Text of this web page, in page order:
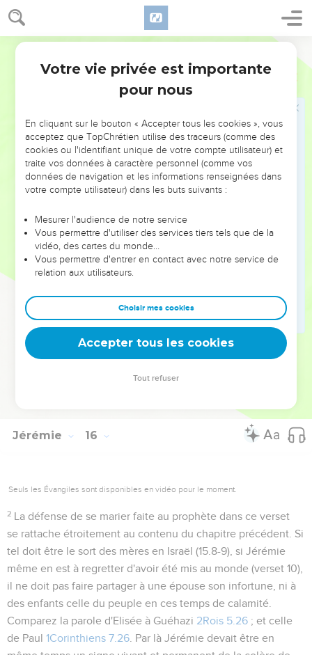
Jérémie 15
recouvrera son rôle et sa place au sein du peuple ; qu'il
parlera de nouveau en prophète et sans baisser le ton.
On ne peut qu'admirer la candeur et la sincérité avec
lesquelles le prophète nous dévoile ici les secrets les plus
intimes de sa vie morale et la répréhension sévère dont il a
confidences les plus intimes entre lui et son Dieu, et nous
pouvons le suivre dans ses découragements comme dans
son relèvement.
20 et 21Répétition des assurances qu'avait reçues
réaliser complètement qu'à la condition posée tout à l'heure
: Si tu reviens à moi.
Je te délivrerai. Cette promesse s'est accomplie par la
propositions honorables qui lui furent faites par
Nébucadnetsar, et que son dévouement à sa mission
l'empêcha seul d'accepter.
Jérémie 16
Seuls les Évangiles sont disponibles en vidéo pour le moment.
2 La défense de se marier faite au prophète dans ce verset
se rattache étroitement au contenu du chapitre précédent. Si
tel doit être le sort des mères en Israël (15.8-9), si Jérémie
même en est à regretter d'avoir été mis au monde (verset 10),
il ne doit pas faire partager à une épouse son infortune, ni à
des enfants celle du peuple en ces temps de calamité.
Comparez la parole d'Elisée à Guéhazi 2Rois 5.26 ; et celle
de Paul 1Corinthiens 7.26 . Par là Jérémie devait être en
Votre vie privée est importante
pour nous
En cliquant sur le bouton « Accepter tous les cookies », vous
acceptez que TopChrétien utilise des traceurs (comme des
cookies ou l'identifiant unique de votre compte utilisateur) et
traite vos données à caractère personnel (comme vos
données de navigation et les informations renseignées dans
votre compte utilisateur) dans les buts suivants :
Mesurer l'audience de notre service
Vous permettre d'utiliser des services tiers tels que de la
vidéo, des cartes du monde…
Vous permettre d'entrer en contact avec notre service de
relation aux utilisateurs.
Choisir mes cookies
Accepter tous les cookies
Tout refuser